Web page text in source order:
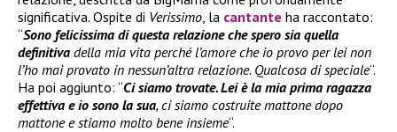
significativa. Ospite di Verissimo , la cantante ha raccontato:
“Sono felicissima di questa relazione che spero sia quella
definitiva della mia vita perché l’amore che io provo per lei non
l’ho mai provato in nessun’altra relazione. Qualcosa di speciale“.
Ha poi aggiunto: “Ci siamo trovate. Lei è la mia prima ragazza
effettiva e io sono la sua, ci siamo costruite mattone dopo
mattone e stiamo molto bene insieme“.